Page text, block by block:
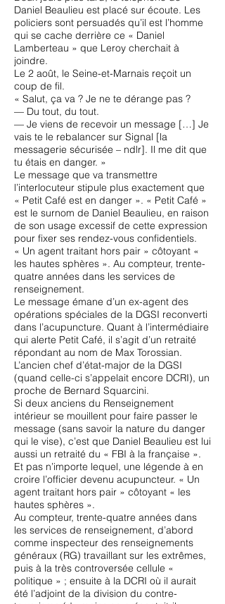
Daniel Beaulieu est placé sur écoute. Les
policiers sont persuadés qu’il est l’homme
qui se cache derrière ce « Daniel
Lamberteau » que Leroy cherchait à
joindre.
Le 2 août, le Seine-et-Marnais reçoit un
coup de fil.
« Salut, ça va ? Je ne te dérange pas ?
— Du tout, du tout.
— Je viens de recevoir un message […] Je
vais te le rebalancer sur Signal [la
messagerie sécurisée – ndlr]. Il me dit que
tu étais en danger. »
Le message que va transmettre
l’interlocuteur stipule plus exactement que
« Petit Café est en danger ». « Petit Café »
est le surnom de Daniel Beaulieu, en raison
de son usage excessif de cette expression
pour fixer ses rendez-vous confidentiels.
« Un agent traitant hors pair » côtoyant «
les hautes sphères ». Au compteur, trente-
quatre années dans les services de
renseignement.
Le message émane d’un ex-agent des
opérations spéciales de la DGSI reconverti
dans l’acupuncture. Quant à l’intermédiaire
qui alerte Petit Café, il s’agit d’un retraité
répondant au nom de Max Torossian.
L’ancien chef d’état-major de la DGSI
(quand celle-ci s’appelait encore DCRI), un
proche de Bernard Squarcini.
Si deux anciens du Renseignement
intérieur se mouillent pour faire passer le
message (sans savoir la nature du danger
qui le vise), c’est que Daniel Beaulieu est lui
aussi un retraité du « FBI à la française ».
Et pas n’importe lequel, une légende à en
croire l’officier devenu acupuncteur. « Un
agent traitant hors pair » côtoyant « les
hautes sphères ».
Au compteur, trente-quatre années dans
les services de renseignement, d’abord
comme inspecteur des renseignements
généraux (RG) travaillant sur les extrêmes,
puis à la très controversée cellule «
politique » ; ensuite à la DCRI où il aurait
été l’adjoint de la division du contre-